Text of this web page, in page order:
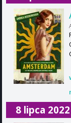
8 lipca 2022